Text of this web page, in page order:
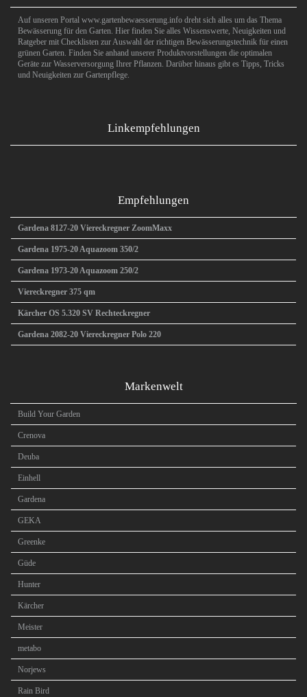
Auf unseren Portal www.gartenbewaesserung.info dreht sich alles um das Thema
Bewässerung für den Garten. Hier finden Sie alles Wissenswerte, Neuigkeiten und
Ratgeber mit Checklisten zur Auswahl der richtigen Bewässerungstechnik für einen
grünen Garten. Finden Sie anhand unserer Produktvorstellungen die optimalen
Geräte zur Wasserversorgung Ihrer Pflanzen. Darüber hinaus gibt es Tipps, Tricks
und Neuigkeiten zur Gartenpflege.
Linkempfehlungen
Empfehlungen
Gardena 8127-20 Viereckregner ZoomMaxx
Gardena 1975-20 Aquazoom 350/2
Gardena 1973-20 Aquazoom 250/2
Viereckregner 375 qm
Kärcher OS 5.320 SV Rechteckregner
Gardena 2082-20 Viereckregner Polo 220
Markenwelt
Build Your Garden
Crenova
Deuba
Einhell
Gardena
GEKA
Greenke
Güde
Hunter
Kärcher
Meister
metabo
Norjews
Rain Bird